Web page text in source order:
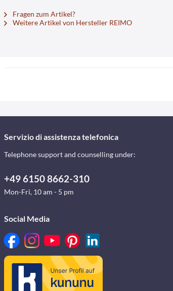
Fragen zum Artikel?
Weitere Artikel von Hersteller REIMO
Servizio di assistenza telefonica
Telephone support and counselling under:
+49 6150 8662-310
Mon-Fri, 10 am - 5 pm
Social Media